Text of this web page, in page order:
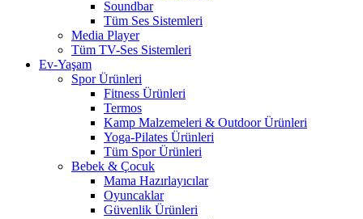
Soundbar
Tüm Ses Sistemleri
Media Player
Tüm TV-Ses Sistemleri
Ev-Yaşam
Spor Ürünleri
Fitness Ürünleri
Termos
Kamp Malzemeleri & Outdoor Ürünleri
Yoga-Pilates Ürünleri
Tüm Spor Ürünleri
Bebek & Çocuk
Mama Hazırlayıcılar
Oyuncaklar
Güvenlik Ürünleri